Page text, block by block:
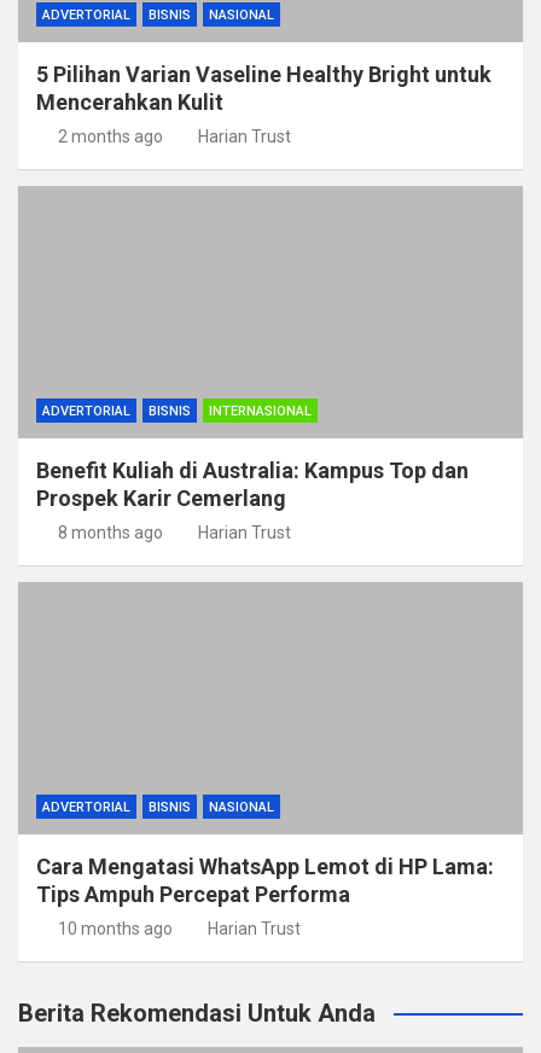
ADVERTORIAL BISNIS NASIONAL
5 Pilihan Varian Vaseline Healthy Bright untuk
Mencerahkan Kulit
2 months ago Harian Trust
ADVERTORIAL BISNIS INTERNASIONAL
Benefit Kuliah di Australia: Kampus Top dan
Prospek Karir Cemerlang
8 months ago Harian Trust
ADVERTORIAL BISNIS NASIONAL
Cara Mengatasi WhatsApp Lemot di HP Lama:
Tips Ampuh Percepat Performa
10 months ago Harian Trust
Berita Rekomendasi Untuk Anda